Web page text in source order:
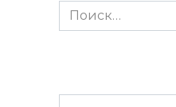
Search
for: